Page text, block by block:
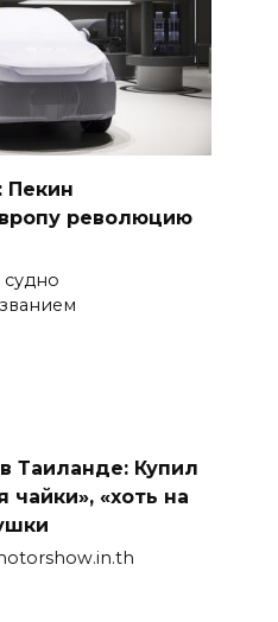
Пекин
революцию
судно
Таиланде: Купил
чайки», «хоть на